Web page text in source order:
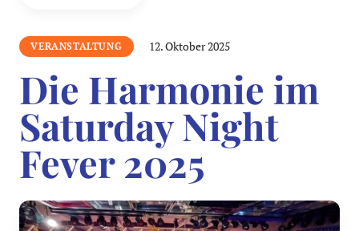
VERANSTALTUNG 12. Oktober 2025
Die Harmonie im
Saturday Night
Fever 2025